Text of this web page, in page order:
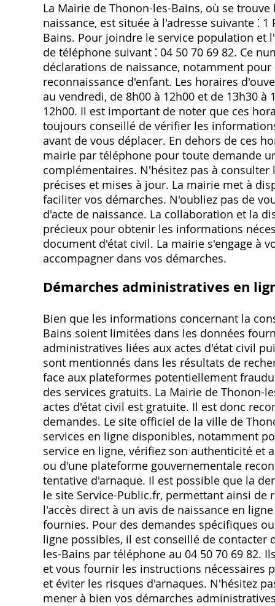
La Mairie de Thonon-les-Bains, où se
naissance, est située à l'adresse suivante ⁚
Bains. Pour joindre le service population et
de téléphone suivant ⁚ 04 50 70 69 82. Ce
déclarations de naissance, notamment
reconnaissance d'enfant. Les horaires
au vendredi, de 8h00 à 12h00 et de 13h30
12h00. Il est important de noter que ces
toujours conseillé de vérifier les
avant de vous déplacer. En dehors de ces
mairie par téléphone pour toute demande
complémentaires. N'hésitez pas à
précises et mises à jour. La mairie met à
faciliter vos démarches. N'oubliez pas de
d'acte de naissance. La collaboration et la
précieux pour obtenir les informations
document d'état civil. La mairie s'engage à
accompagner dans vos démarches.
Démarches administratives en
Bien que les informations concernant la
Bains soient limitées dans les données
administratives liées aux actes d'état civil
sont mentionnés dans les résultats de
face aux plateformes potentiellement
des services gratuits. La Mairie de Thonon-
actes d'état civil est gratuite. Il est donc
demandes. Le site officiel de la ville de
services en ligne disponibles, notamment
service en ligne, vérifiez son authenticité et
ou d'une plateforme gouvernementale
tentative d'arnaque. Il est possible que la
le site Service-Public.fr, permettant ainsi
l'accès direct à un avis de naissance en
fournies. Pour des demandes spécifiques
ligne possibles, il est conseillé de contacter
les-Bains par téléphone au 04 50 70 69 82.
et vous fournir les instructions nécessaires
et éviter les risques d'arnaques. N'hésitez
mener à bien vos démarches